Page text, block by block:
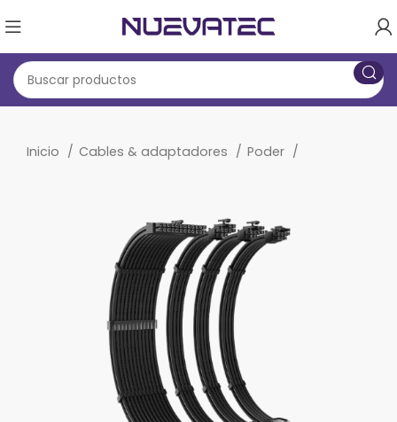
Inicio Cables & adaptadores Poder